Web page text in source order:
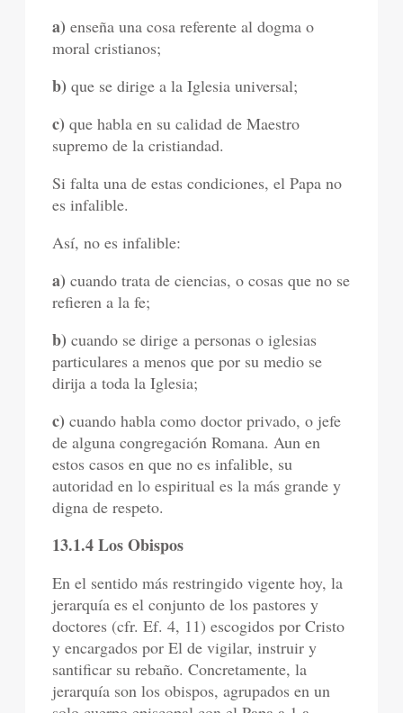
a)enseña una cosa referente al dogma o
moral cristianos;
b)que se dirige a la Iglesia universal;
c)que habla en su calidad de Maestro
supremo de la cristiandad.
Si falta una de estas condiciones, el Papa no
es infalible.
Así, no es infalible:
a)cuando trata de ciencias, o cosas que no se
refieren a la fe;
b)cuando se dirige a personas o iglesias
particulares a menos que por su medio se
dirija a toda la Iglesia;
c)cuando habla como doctor privado, o jefe
de alguna congregación Romana. Aun en
estos casos en que no es infalible, su
autoridad en lo espiritual es la más grande y
digna de respeto.
13.1.4 Los Obispos
En el sentido más restringido vigente hoy, la
jerarquía es el conjunto de los pastores y
doctores (cfr. Ef. 4, 11) escogidos por Cristo
y encargados por El de vigilar, instruir y
santificar su rebaño. Concretamente, la
jerarquía son los obispos, agrupados en un